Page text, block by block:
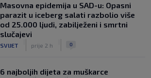
Masovna epidemija u SAD-u: Opasni
parazit u iceberg salati razbolio više
od 25.000 ljudi, zabilježeni i smrtni
slučajevi
SVIJET prije 2 h 0
6 najboljih dijeta za muškarce